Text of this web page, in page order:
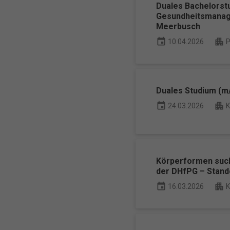
Duales
Meerbusch
event 10.04.2026 apartment
Duales Studium
event 24.03.2026 apartment
Körperformen
der DHfPG –
event 16.03.2026 apartment